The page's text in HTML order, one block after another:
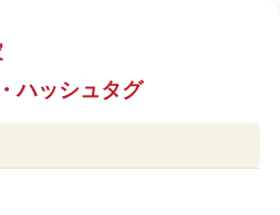
ハッシュタグ